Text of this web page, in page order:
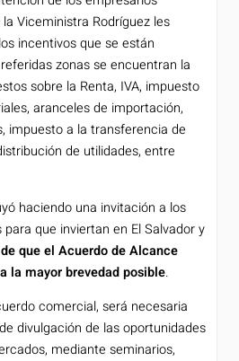
Viceministra Rodríguez les
incentivos que se están
zonas se encuentran la
sobre la Renta, IVA, impuesto
aranceles de importación,
impuesto a la transferencia de
de utilidades, entre
haciendo una invitación a los
que inviertan en El Salvador y
que el Acuerdo de Alcance
la mayor brevedad posible.
comercial, será necesaria
divulgación de las oportunidades
mediante seminarios,